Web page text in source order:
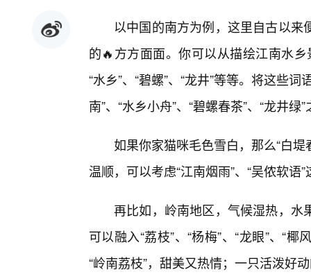
以中国的南方为例，这里自古以
的🔥方方面面。你可以从描绘江南水乡
“水乡”、“碧螺”、“龙井”等等。将这些
南”、“水乡小舟”、“碧螺春茶”、“龙井
如果你家猫咪毛色雪白，那么“白
温顺，可以考虑“江南烟雨”、“吴侬软
再比如，岭南地区，气候湿热，水
可以融入“荔枝”、“杨梅”、“龙眼”、“
“岭南荔枝”，甜美又热情；一只活泼好